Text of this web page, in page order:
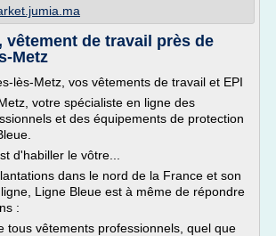
vêtement de travail près de
Metz
lès-Metz, vos vêtements de travail et EPI
votre spécialiste en ligne des
et des équipements de protection
d'habiller le vôtre...
dans le nord de la France et son
Ligne Bleue est à même de répondre
:
tous vêtements professionnels, quel que